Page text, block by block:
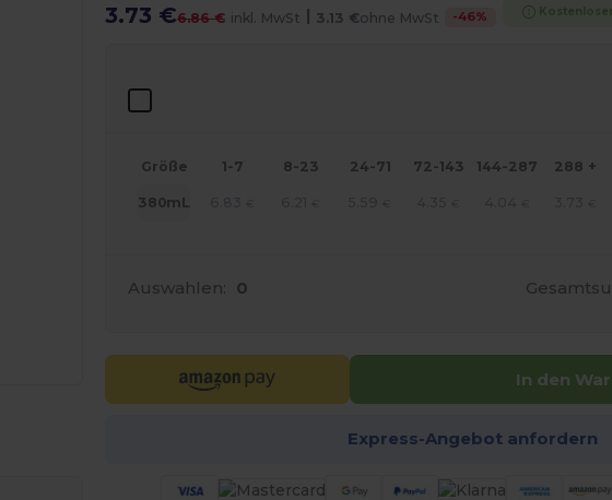
3.73 €6.86 € inkl. MwSt | 3.13 €ohne MwSt -46%
Größe 1-7 8-23 24-71 72-143 144-287 288 +
380mL
Auswahlen: 0
In den
Express-Angebot anfordern